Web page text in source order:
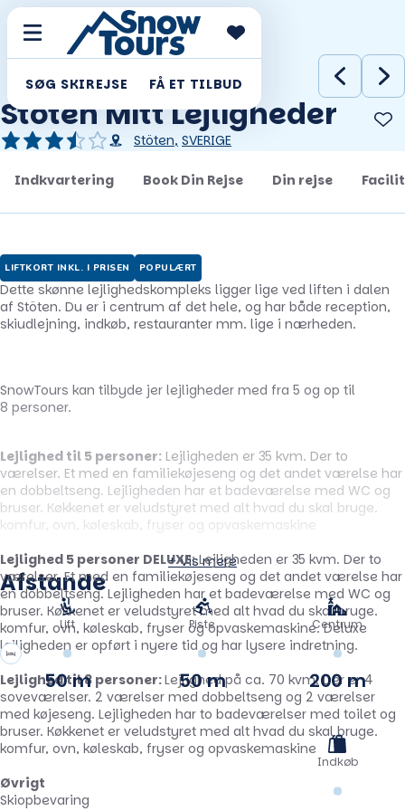
SØG SKIREJSE FÅ ET TILBUD
Stöten Mitt Lejligheder
Stöten, SVERIGE
Indkvartering Book Din Rejse Din rejse
LIFTKORT INKL. I PRISEN POPULÆRT
Dette skønne lejlighedskompleks ligger lige ved liften i dalen
af Stöten. Du er i centrum af det hele, og har både reception,
skiudlejning, indkøb, restauranter mm. lige i nærheden.
SnowTours kan tilbyde jer lejligheder med fra 5 og op til
8 personer.
Lejlighed til 5 personer: Lejligheden er 35 kvm. Der to
værelser. Et med en familiekøjeseng og det andet værelse har
en dobbeltseng. Lejligheden har et badeværelse med WC og
bruser. Køkkenet er veludstyret med alt hvad du skal bruge.
komfur, ovn, køleskab, fryser og opvaskemaskine
Lejlighed 5 personer DELUXE: Lejligheden er 35 kvm. Der to
værelser. Et med en familiekøjeseng og det andet værelse har
en dobbeltseng. Lejligheden har et badeværelse med WC og
bruser. Køkkenet er veludstyret med alt hvad du skal bruge.
komfur, ovn, køleskab, fryser og opvaskemaskine. Deluxe
lejligheden er opført i nyere tid og har lysere indretning.
Lejlighed til 8 personer:Lejlighed på ca. 70 kvm. Der er 4
soveværelser. 2 værelser med dobbeltseng og 2 værelser
med køjeseng. Lejligheden har to badeværelser med toilet og
bruser. Køkkenet er veludstyret med alt hvad du skal bruge.
komfur, ovn, køleskab, fryser og opvaskemaskine
Øvrigt
Skiopbevaring
+ Vis mere
Afstande
Lift
50 m
Piste
50 m
Centrum
200 m
Indkøb